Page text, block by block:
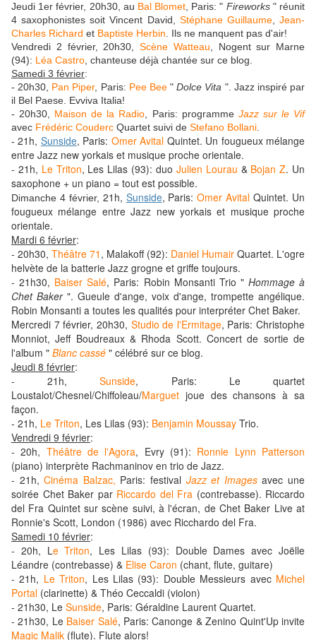
Jeudi 1er février, 20h30, au Bal Blomet , Paris: " Fireworks" réunit
4 saxophonistes soit Vincent David, Stéphane Guillaume,Jean-
Charles Richard et Baptiste Herbin . Ils ne manquent pas d'air!
Vendredi 2 février, 20h30, Scène Watteau , Nogent sur Marne
(94): Léa Castro , chanteuse déjà chantée sur ce blog.
Samedi 3 février:
- 20h30, Pan Piper, Paris: Pee Bee"Dolce Vita ". Jazz inspiré par
il Bel Paese. Evviva Italia!
- 20h30, Maison de la Radio , Paris: programme Jazz sur le Vif
avec Frédéric Couderc Quartet suivi de Stefano Bollani
-21h, Sunside, Paris: Omer Avital Quintet. Un fougueux mélange
entre Jazz new yorkais et musique proche orientale.
- 21h, Le Triton, Les Lilas (93): duo Julien Lourau & Bojan Z. Un
saxophone + un piano = tout est possible.
Dimanche 4 février, 21h, Sunside, Paris:Omer Avital Quintet. Un
fougueux mélange entre Jazz new yorkais et musique proche
orientale.
Mardi 6 février:
- 20h30, Théâtre 71 , Malakoff (92): Daniel Humair Quartet. L'ogre
helvète de la batterie Jazz grogne et griffe toujours.
- 21h30, Baiser Salé, Paris: Robin Monsanti Trio " Hommage à
Chet Baker". Gueule d'ange, voix d'ange, trompette angélique.
Robin Monsanti a toutes les qualités pour interpréter Chet Baker.
Mercredi 7 février, 20h30, Studio de l'Ermitage, Paris: Christophe
Monniot, Jeff Boudreaux & Rhoda Scott. Concert de sortie de
l'album " Blanc cassé " célébré sur ce blog.
Jeudi 8 février:
- 21h,Sunside, Paris: Le quartet
Loustalot/Chesnel/Chiffoleau/Marguet joue des chansons à sa
façon.
- 21h, Le Triton, Les Lilas (93): Benjamin Moussay Trio.
Vendredi 9 février:
- 20h, Théâtre de l'Agora, Evry (91): Ronnie Lynn Patterson
(piano) interprète Rachmaninov en trio de Jazz.
- 21h,Cinéma Balzac, Paris: festival Jazz et Imagesavec une
soirée Chet Baker par Riccardo del Fra (contrebasse). Riccardo
del Fra Quintet sur scène suivi, à l'écran, de Chet Baker Live at
Ronnie's Scott, London (1986) avec Ricchardo del Fra.
Samedi 10 février:
- 20h, Le Triton, Les Lilas (93): Double Dames avec Joëlle
Léandre (contrebasse) & Elise Caron (chant, flute, guitare)
- 21h, Le Triton, Les Lilas (93): Double Messieurs avec Michel
Portal (clarinette) & Théo Ceccaldi (violon)
- 21h30, Le Sunside, Paris: Géraldine Laurent Quartet.
- 21h30, Le Baiser Salé, Paris: Canonge & Zenino Quint'Up invite
Magic Malik (flute). Flute alors!